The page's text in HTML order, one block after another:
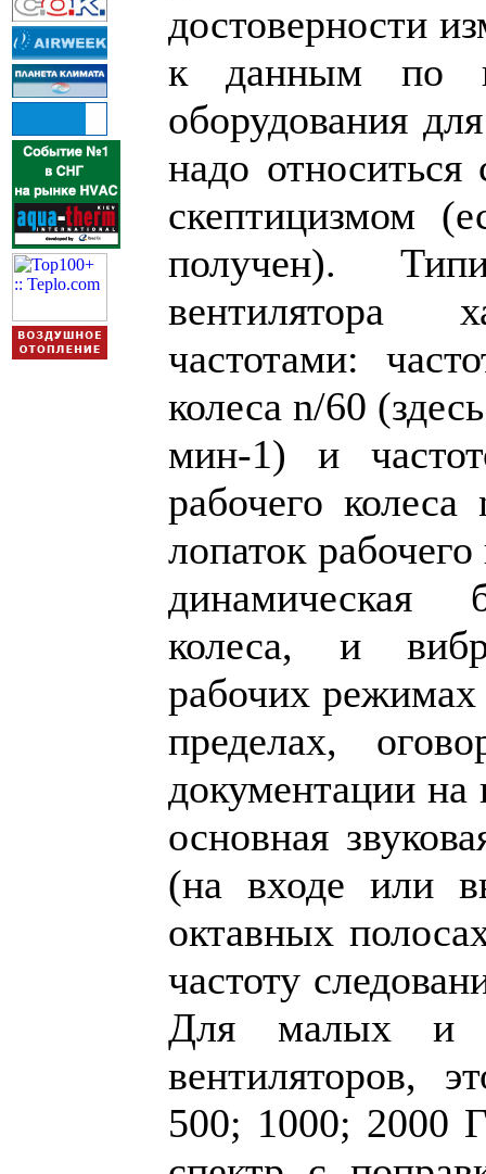
достоверности
к данным по
оборудования
надо
скептицизмом
получен).
вентилятора
частотами:
колеса n/60
мин-1) и
рабочего
лопаток
динамическая
колеса, и
рабочих
пределах,
документации на
основная
(на входе или
октавных
частоту
Для малых и
вентиляторов,
500; 1000; 2000